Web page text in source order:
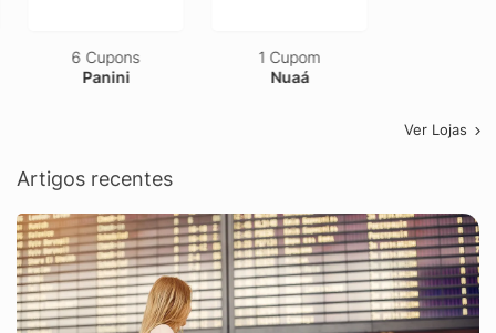
6 Cupons
Panini
1 Cupom
Nuaá
Ver Lojas
Artigos recentes